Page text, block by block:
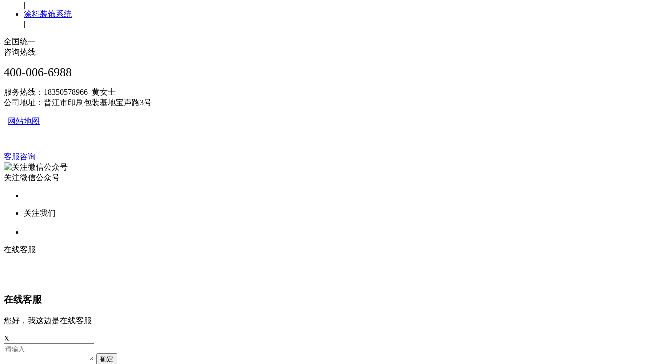
|
涂料装饰系统
|
全国统一
咨询热线
400-006-6988
服务热线：18350578966 黄女士
公司地址：晋江市印刷包装基地宝声路3号
网站地图
客服咨询
关注微信公众号
关注我们
在线客服
在线客服
您好，我这边是在线客服
X
确定